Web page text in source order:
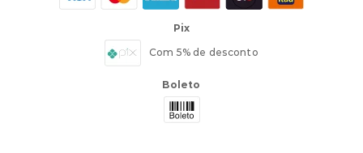
Pix
Com 5% de desconto
Boleto